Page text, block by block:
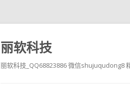
丽软科技
丽软科技_QQ68823886 微信shujuqudong8